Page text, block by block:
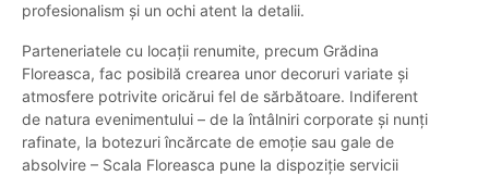
profesionalism și un ochi atent la detalii.
Parteneriatele cu locații renumite, precum Grădina
Floreasca, fac posibilă crearea unor decoruri variate și
atmosfere potrivite oricărui fel de sărbătoare. Indiferent
de natura evenimentului – de la întâlniri corporate și nunți
rafinate, la botezuri încărcate de emoție sau gale de
absolvire – Scala Floreasca pune la dispoziție servicii